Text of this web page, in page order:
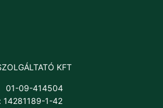
KFT
01-09-414504
14281189-1-42